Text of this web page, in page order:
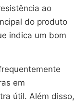
ao
do produto
indica um bom
em
útil. Além disso,